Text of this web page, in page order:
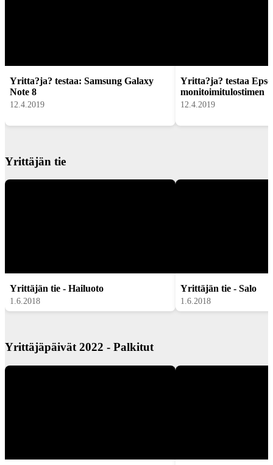
Yritta?ja? testaa: Samsung Galaxy
Note 8
12.4.2019
Yritta?ja? testaa
monitoimitulostimen
12.4.2019
Yrittäjän tie
Yrittäjän tie - Hailuoto
1.6.2018
Yrittäjän tie - Salo
1.6.2018
Yrittäjäpäivät 2022 - Palkitut